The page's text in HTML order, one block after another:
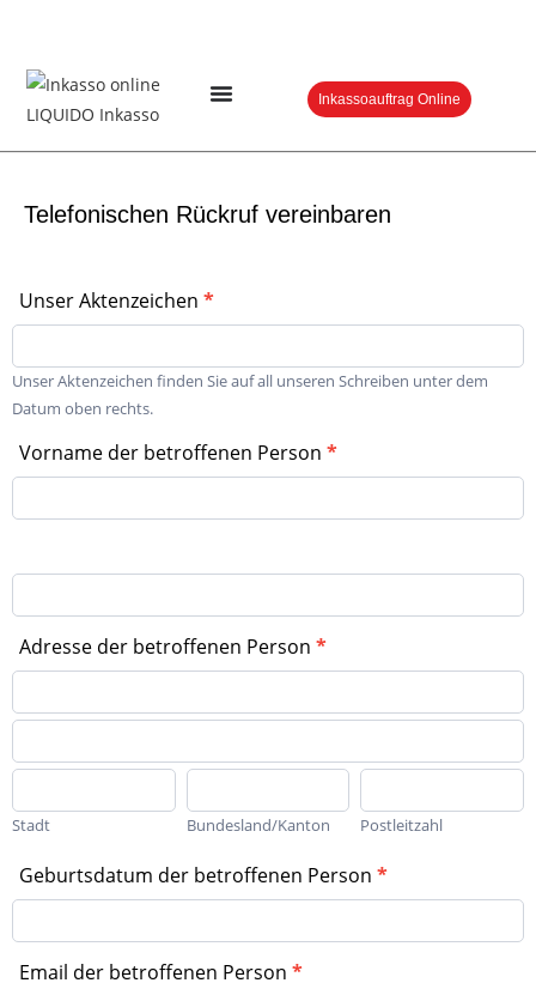
Inkassoauftrag Online
Telefonischen Rückruf vereinbaren
Schuldner
wünscht
Unser Aktenzeichen *
Unser Aktenzeichen finden Sie auf all unseren Schreiben unter dem
Datum oben rechts.
Vorname der betroffenen Person *
Adresse der betroffenen Person *
der
Person
der
Person
Stadt Bundesland/Kanton Postleitzahl
Geburtsdatum der betroffenen Person *
Email der betroffenen Person *